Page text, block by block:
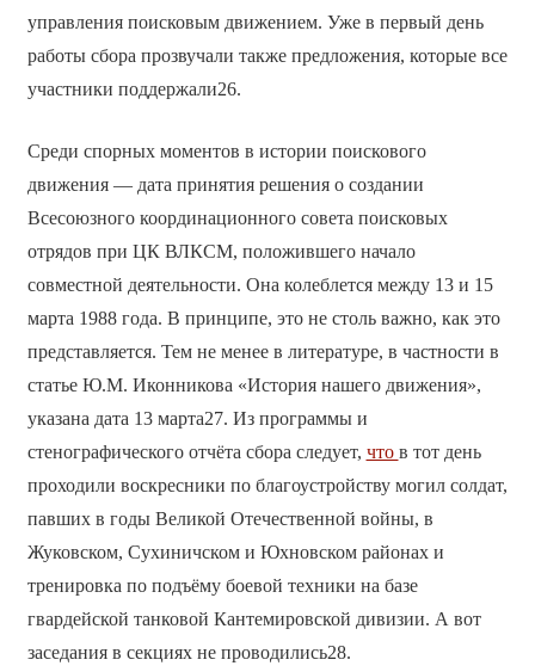
управления поисковым движением. Уже в первый день
работы сбора прозвучали также предложения, которые все
участники поддержали26.
Среди спорных моментов в истории поискового
движения — дата принятия решения о создании
Всесоюзного координационного совета поисковых
отрядов при ЦК ВЛКСМ, положившего начало
совместной деятельности. Она колеблется между 13 и 15
марта 1988 года. В принципе, это не столь важно, как это
представляется. Тем не менее в литературе, в частности в
статье Ю.М. Иконникова «История нашего движения»,
указана дата 13 марта27. Из программы и
стенографического отчёта сбора следует, что в тот день
проходили воскресники по благоустройству могил солдат,
павших в годы Великой Отечественной войны, в
Жуковском, Сухиничском и Юхновском районах и
тренировка по подъёму боевой техники на базе
гвардейской танковой Кантемировской дивизии. А вот
заседания в секциях не проводились28.